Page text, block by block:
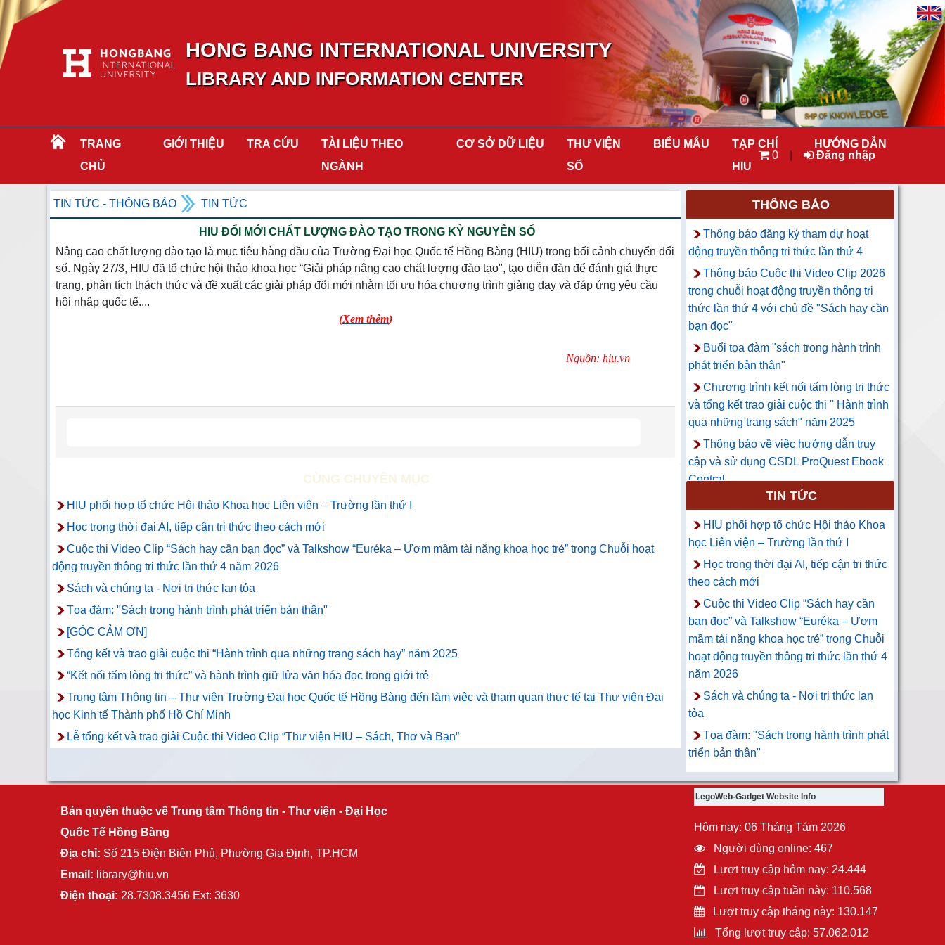
HONG BANG INTERNATIONAL UNIVERSITY
LIBRARY AND INFORMATION CENTER
TRANG
CHỦ
GIỚI THIỆU TRA CỨU
TÀI LIỆU THEO
NGÀNH
CƠ SỞ DỮ LIỆU
THƯ VIỆN
SỐ
BIỂU MẪU
TẠP CHÍ
HIU
HƯỚNG DẪN
0
Đăng nhập
TIN TỨC - THÔNG BÁO TIN TỨC
HIU ĐỔI MỚI CHẤT LƯỢNG ĐÀO TẠO TRONG KỶ NGUYÊN SỐ
Nâng cao chất lượng đào tạo là mục tiêu hàng đầu của Trường Đại học Quốc tế Hồng Bàng (HIU) trong bối cảnh chuyển đổi
số. Ngày 27/3, HIU đã tổ chức hội thảo khoa học “Giải pháp nâng cao chất lượng đào tạo", tạo diễn đàn để đánh giá thực
trạng, phân tích thách thức và đề xuất các giải pháp đổi mới nhằm tối ưu hóa chương trình giảng dạy và đáp ứng yêu cầu
hội nhập quốc tế....
(Xem thêm)
Nguồn: hiu.vn
CÙNG CHUYÊN MỤC
HIU phối hợp tổ chức Hội thảo Khoa học Liên viện – Trường lần thứ I
Học trong thời đại AI, tiếp cận tri thức theo cách mới
Cuộc thi Video Clip “Sách hay cần bạn đọc” và Talkshow “Euréka – Ươm mầm tài năng khoa học trẻ” trong Chuỗi hoạt
động truyền thông tri thức lần thứ 4 năm 2026
Sách và chúng ta - Nơi tri thức lan tỏa
Tọa đàm: "Sách trong hành trình phát triển bản thân"
[GÓC CẢM ƠN]
Tổng kết và trao giải cuộc thi “Hành trình qua những trang sách hay” năm 2025
“Kết nối tấm lòng tri thức” và hành trình giữ lửa văn hóa đọc trong giới trẻ
Trung tâm Thông tin – Thư viện Trường Đại học Quốc tế Hồng Bàng đến làm việc và tham quan thực tế tại Thư viện Đại
học Kinh tế Thành phố Hồ Chí Minh
Lễ tổng kết và trao giải Cuộc thi Video Clip “Thư viện HIU – Sách, Thơ và Bạn”
THÔNG BÁO
Thông báo đăng ký tham dự hoạt
động truyền thông tri thức lần thứ 4
Thông báo Cuộc thi Video Clip 2026
trong chuỗi hoạt động truyền thông tri
thức lần thứ 4 với chủ đề "Sách hay cần
bạn đọc"
Buổi tọa đàm "sách trong hành trình
phát triển bản thân"
Chương trình kết nối tấm lòng tri thức
và tổng kết trao giải cuộc thi " Hành trình
qua những trang sách" năm 2025
Thông báo về việc hướng dẫn truy
cập và sử dụng CSDL ProQuest Ebook
Central
TIN TỨC
HIU phối hợp tổ chức Hội thảo Khoa
học Liên viện – Trường lần thứ I
Học trong thời đại AI, tiếp cận tri thức
theo cách mới
Cuộc thi Video Clip “Sách hay cần
bạn đọc” và Talkshow “Euréka – Ươm
mầm tài năng khoa học trẻ” trong Chuỗi
hoạt động truyền thông tri thức lần thứ 4
năm 2026
Sách và chúng ta - Nơi tri thức lan
tỏa
Tọa đàm: "Sách trong hành trình phát
triển bản thân"
Bản quyền thuộc về Trung tâm Thông tin - Thư viện - Đại Học
Quốc Tế Hồng Bàng
Địa chỉ: Số 215 Điện Biên Phủ, Phường Gia Định, TP.HCM
Email: library@hiu.vn
Điện thoại: 28.7308.3456 Ext: 3630
LegoWeb-Gadget Website Info
Hôm nay: 06 Tháng Tám 2026
Người dùng online: 467
Lượt truy cập hôm nay: 24.444
Lượt truy cập tuần này: 110.568
Lượt truy cập tháng này: 130.147
Tổng lượt truy cập: 57.062.012